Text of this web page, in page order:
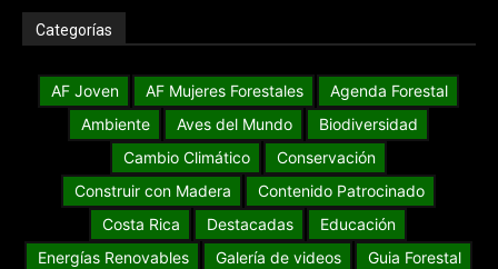
Categorías
AF Joven AF Mujeres Forestales
Agenda Forestal
Ambiente
Aves del Mundo
Biodiversidad
Cambio Climático
Conservación
Construir con Madera
Contenido Patrocinado
Costa Rica
Destacadas
Educación
Energías Renovables
Galería de videos
Guia Forestal